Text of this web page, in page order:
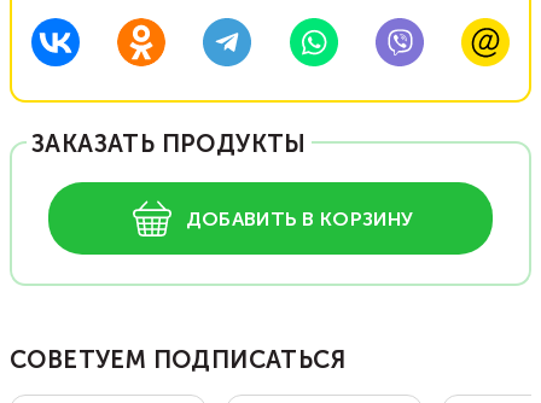
ЗАКАЗАТЬ ПРОДУКТЫ
ДОБАВИТЬ В КОРЗИНУ
СОВЕТУЕМ ПОДПИСАТЬСЯ